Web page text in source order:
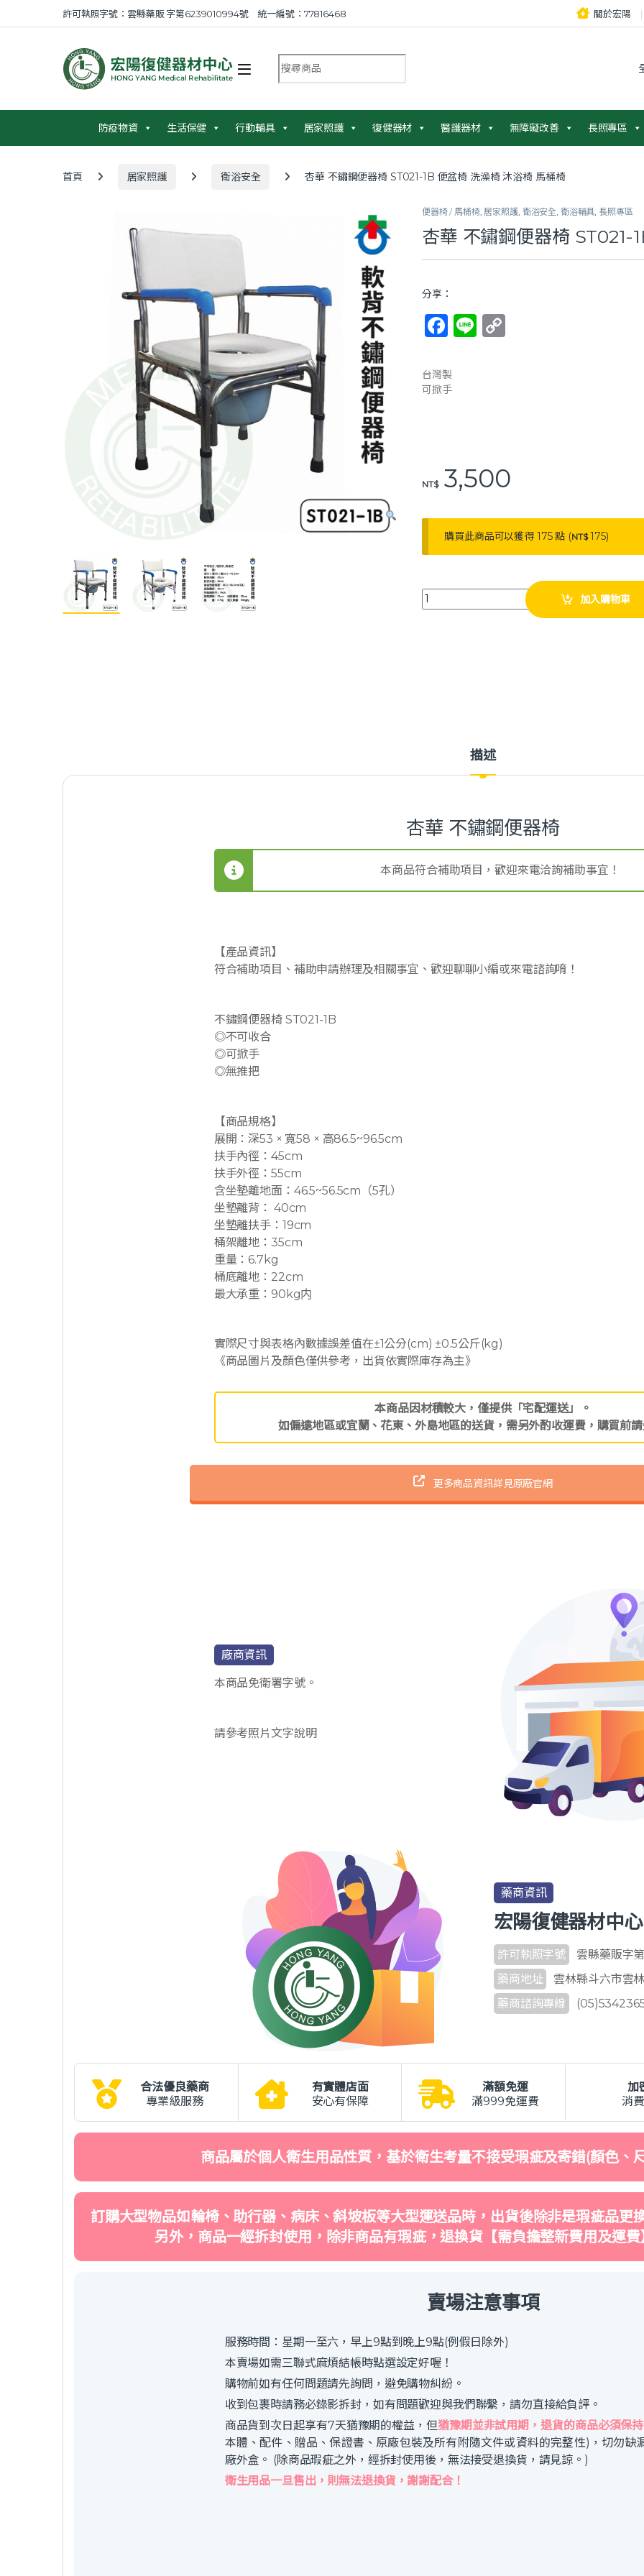
Skip to navigation
Skip to content許可執照字號：雲縣藥販 字第6239010994號 統一編號：77816468 關於宏陽
搜尋商品：
防疫物資 生活保健 行動輔具 居家照護 復健器材 醫護器材 無障礙改善 長照專區
首頁 居家照護 衛浴安全 杏華 不鏽鋼便器椅 ST021-1B 便盆椅 洗澡椅 沐浴椅 馬桶椅
便器椅 / 馬桶椅, 居家照護, 衛浴安全, 衛浴輔具, 長照專區
杏華 不鏽鋼便器椅 ST021-
分享：
F
c
e
o
k
Li
k
台灣製
可掀手
NT$3,500
購買此商品可以獲得 175 點 (NT$175)
杏華 不鏽鋼便器椅 ST021-1B 便盆椅 洗澡椅 沐
加入購物車
描述
杏華 不鏽鋼便器椅
本商品符合補助項目，歡迎來電洽詢補助事宜！
【產品資訊】
符合補助項目、補助申請辦理及相關事宜、歡迎聊聊小編或來電諮詢唷！
不鏽鋼便器椅 ST021-1B
◎不可收合
◎可掀手
◎無推把
【商品規格】
展開：深53 × 寬58 × 高86.5~96.5cm
扶手內徑：45cm
扶手外徑：55cm
含坐墊離地面：46.5~56.5cm（5孔）
坐墊離背： 40cm
坐墊離扶手：19cm
桶架離地：35cm
重量：6.7kg
桶底離地：22cm
最大承重：90kg内
實際尺寸與表格內數據誤差值在±1公分(cm) ±0.5公斤(kg)
《商品圖片及顏色僅供參考，出貨依實際庫存為主》
本商品因材積較大，僅提供「宅配運送」。
如偏遠地區或宜蘭、花東、外島地區的送貨，需另外酌收運費，購買前
更多商品資訊詳見原廠官網
廠商資訊
本商品免衛署字號。
請參考照片文字說明
藥商資訊
宏陽復健器材中心
許可執照字號
雲縣藥販字
藥商地址
雲林縣斗六市雲
藥商諮詢專線
合法優良藥商
專業級服務
有實體店面
安心有保障
滿額免運
滿999免運費
加
消
商品屬於個人衛生用品性質，基於衛生考量不接受瑕疵及寄錯(顏色、
訂購大型物品如輪椅、助行器、病床、斜坡板等大型運送品時，出貨後除非是瑕疵品更
另外，商品一經拆封使用，除非商品有瑕疵，退換貨【需負擔整新費用及運
賣場注意事項
服務時間：星期一至六，早上9點到晚上9點(例假日除外)
本賣場如需三聯式麻煩結帳時點選設定好喔！
購物前如有任何問題請先詢問，避免購物糾紛。
收到包裹時請務必錄影拆封，如有問題歡迎與我們聯繫，請勿直接給負評。
商品貨到次日起享有7天猶豫期的權益，但猶豫期並非試用期，退貨的商品必須保
本體、配件、贈品、保證書、原廠包裝及所有附隨文件或資料的完整性)，切勿缺
廠外盒。 (除商品瑕疵之外，經拆封使用後，無法接受退換貨，請見諒。)
衛生用品一旦售出，則無法退換貨，謝謝配合！